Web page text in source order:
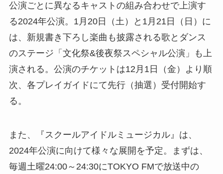
公演ごとに異なるキャストの組み合わせで上演す
る2024年公演。1月20日（土）と1月21日（日）に
は、新規書き下ろし楽曲も披露される歌とダンス
のステージ「文化祭&後夜祭スペシャル公演」も上
演される。公演のチケットは12月1日（金）より順
次、各プレイガイドにて先行（抽選）受付開始す
る。
また、『スクールアイドルミュージカル』は、
2024年公演に向けて様々な展開を予定。まずは、
毎週土曜24:00～24:30にTOKYO FMで放送中の